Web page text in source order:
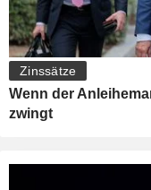
Zinssätze
Wenn der
zwingt